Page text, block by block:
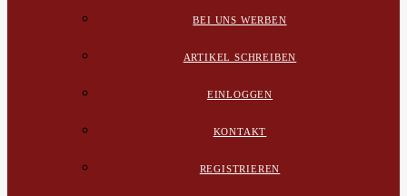
BEI UNS WERBEN
ARTIKEL SCHREIBEN
EINLOGGEN
KONTAKT
REGISTRIEREN